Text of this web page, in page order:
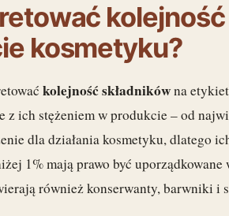
kosmetyku?
kolejność składnikówna
z ich stężeniem w produkcie – od
dla działania kosmetyku, dlatego
1% mają prawo być
również konserwanty, barwniki i